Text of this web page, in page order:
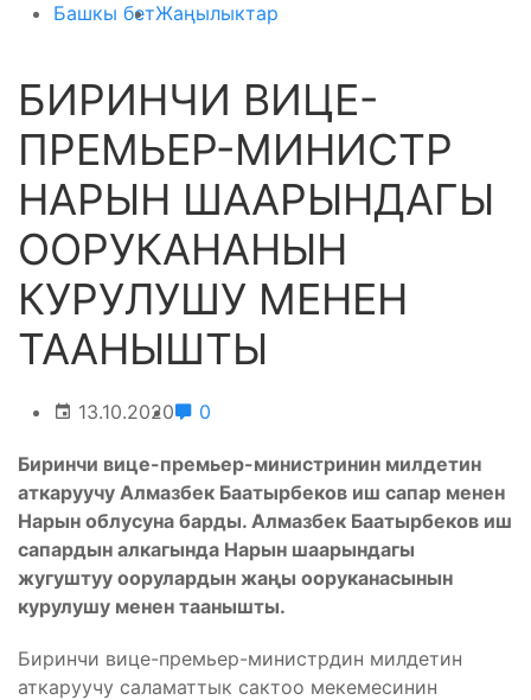
Башкы бетЖаңылыктар
БИРИНЧИ ВИЦЕ-
ПРЕМЬЕР-МИНИСТР
НАРЫН ШААРЫНДАГЫ
ООРУКАНАНЫН
КУРУЛУШУ МЕНЕН
ТААНЫШТЫ
13.10.2020 0
Биринчи вице-премьер-министринин милдетин
аткаруучу Алмазбек Баатырбеков иш сапар менен
Нарын облусуна барды. Алмазбек Баатырбеков иш
сапардын алкагында Нарын шаарындагы
жугуштуу оорулардын жаңы ооруканасынын
курулушу менен таанышты.
Биринчи вице-премьер-министрдин милдетин
аткаруучу саламаттык сактоо мекемесинин